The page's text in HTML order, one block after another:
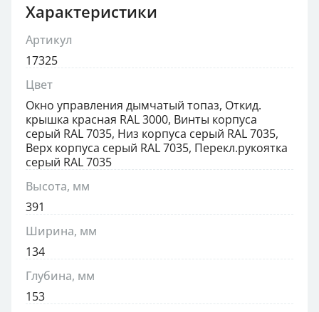
Характеристики
Артикул
17325
Цвет
Окно управления дымчатый топаз, Откид.
крышка красная RAL 3000, Винты корпуса
серый RAL 7035, Низ корпуса серый RAL 7035,
Верх корпуса серый RAL 7035, Перекл.рукоятка
серый RAL 7035
Высота, мм
391
Ширина, мм
134
Глубина, мм
153